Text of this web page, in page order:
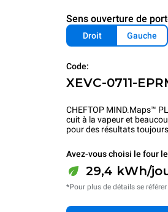
Sens ouverture de
Droit Gauche
Code:
XEVC-0711-
CHEFTOP MIND.Maps™
cuit à la vapeur et
pour des résultats
Avez-vous choisi le four
29,4 kWh/
*Pour plus de détails se